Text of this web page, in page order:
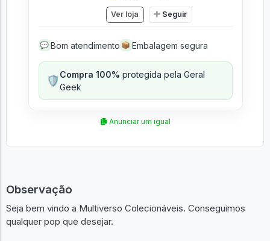
Ver loja Seguir
💬 Bom atendimento 📦 Embalagem segura
🛡️Compra 100% protegida pela Geral
Geek
Anunciar um igual
Observação
Seja bem vindo a Multiverso Colecionáveis. Conseguimos
qualquer pop que desejar.